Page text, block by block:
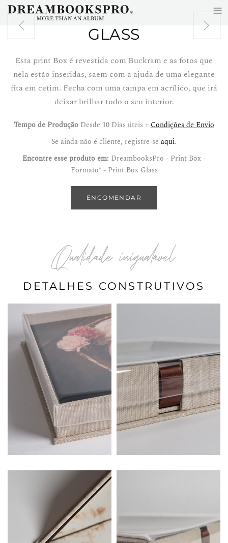
Skip to main content GLASS
Esta print Box é revestida com Buckram e as fotos que
nela estão inseridas, saem com a ajuda de uma elegante
fita em cetim. Fecha com uma tampa em acrílico, que irá
deixar brilhar todo o seu interior.
Tempo de Produção Desde 10 Dias úteis + Condições de Envio
Se ainda não é cliente, registre-se aqui.
Encontre esse produto em: DreambooksPro - Print Box -
Formato* - Print Box Glass
ENCOMENDAR
Qualidade inigualável
DETALHES CONSTRUTIVOS
≡